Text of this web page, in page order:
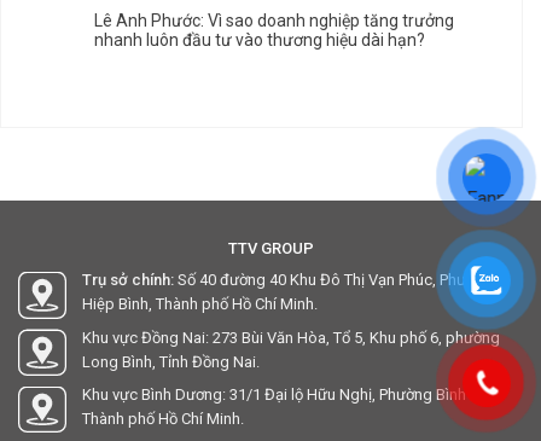
Lê Anh Phước: Vì sao doanh nghiệp tăng trưởng
nhanh luôn đầu tư vào thương hiệu dài hạn?
TTV GROUP
Trụ sở chính: Số 40 đường 40 Khu Đô Thị Vạn Phúc, Phường
Hiệp Bình, Thành phố Hồ Chí Minh.
Khu vực Đồng Nai: 273 Bùi Văn Hòa, Tổ 5, Khu phố 6, phường
Long Bình, Tỉnh Đồng Nai.
Khu vực Bình Dương: 31/1 Đại lộ Hữu Nghị, Phường Bình Hòa,
Thành phố Hồ Chí Minh.